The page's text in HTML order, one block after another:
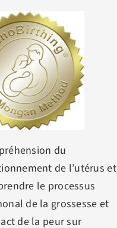
du
de l’utérus et
le processus
de la grossesse et
de la peur sur